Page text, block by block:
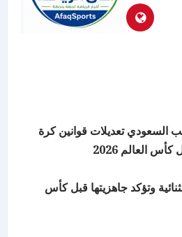
السعودي تعديلات قوانين كرة
العالم 2026
وتؤكد جاهزيتها قبل كأس